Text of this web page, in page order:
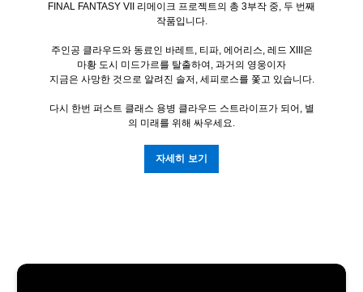
FINAL FANTASY VII 리메이크 프로젝트의 총 3부작 중, 두 번째
작품입니다.
주인공 클라우드와 동료인 바레트, 티파, 에어리스, 레드 XIII은
마황 도시 미드가르를 탈출하여, 과거의 영웅이자
지금은 사망한 것으로 알려진 솔저, 세피로스를 쫓고 있습니다.
다시 한번 퍼스트 클래스 용병 클라우드 스트라이프가 되어, 별
의 미래를 위해 싸우세요.
자세히 보기